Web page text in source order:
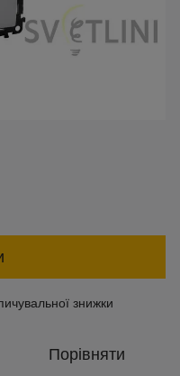
знижки
Порівняти